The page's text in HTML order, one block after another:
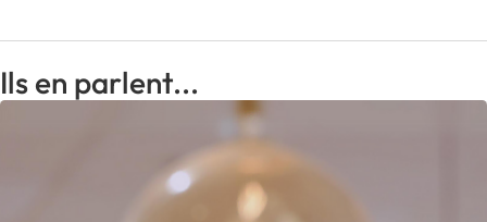
Ils en parlent...